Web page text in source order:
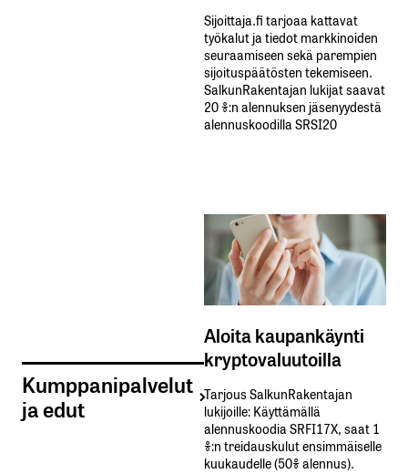
Kumppanipalvelut
ja edut
Sijoittaja.fi tarjoaa kattavat
työkalut ja tiedot markkinoiden
seuraamiseen sekä parempien
sijoituspäätösten tekemiseen.
SalkunRakentajan lukijat saavat
20 %:n alennuksen jäsenyydestä
alennuskoodilla SRSI20
Aloita kaupankäynti
kryptovaluutoilla
Tarjous SalkunRakentajan
lukijoille: Käyttämällä​ ​
alennuskoodia​ ​SRFI17X,​ ​saat​ ​1
%:n treidauskulut​ ​ensimmäiselle​ ​
kuukaudelle​ ​(50%​ ​alennus).